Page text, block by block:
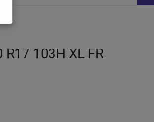
103H XL FR